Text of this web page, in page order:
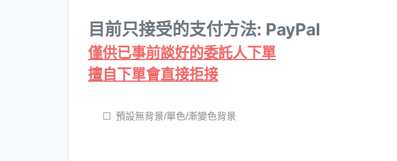
目前只接受的支付方法: PayPal
僅供已事前談好的委託人下單
擅自下單會直接拒接
預設無背景/單色/漸變色背景